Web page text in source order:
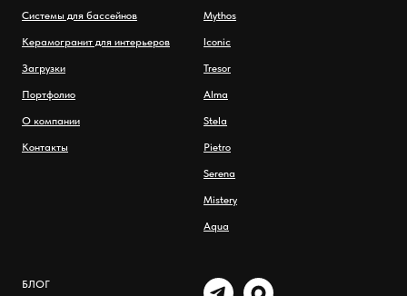
Системы для бассейнов
Керамогранит для интерьеров
Загрузки
Портфолио
О компании
Контакты
Mythos
Iconic
Tresor
Alma
Stela
Pietro
Serena
Mistery
Aqua
БЛОГ